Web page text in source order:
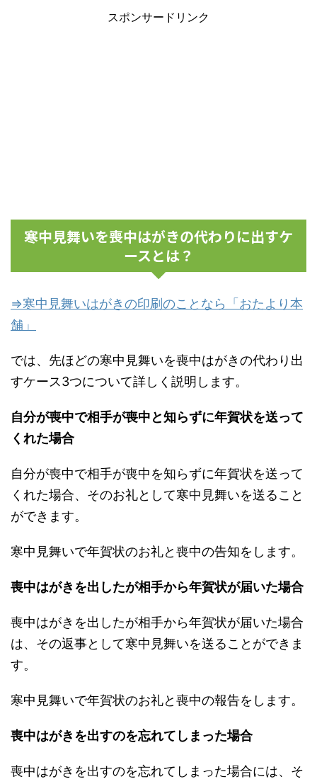
スポンサードリンク
寒中見舞いを喪中はがきの代わりに出すケ
ースとは？
⇒寒中見舞いはがきの印刷のことなら「おたより本
舗」
では、先ほどの寒中見舞いを喪中はがきの代わり出
すケース3つについて詳しく説明します。
自分が喪中で相手が喪中と知らずに年賀状を送って
くれた場合
自分が喪中で相手が喪中を知らずに年賀状を送って
くれた場合、そのお礼として寒中見舞いを送ること
ができます。
寒中見舞いで年賀状のお礼と喪中の告知をします。
喪中はがきを出したが相手から年賀状が届いた場合
喪中はがきを出したが相手から年賀状が届いた場合
は、その返事として寒中見舞いを送ることができま
す。
寒中見舞いで年賀状のお礼と喪中の報告をします。
喪中はがきを出すのを忘れてしまった場合
喪中はがきを出すのを忘れてしまった場合には、そ